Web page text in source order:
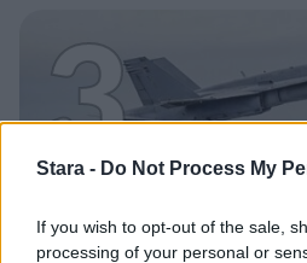
Stara - Do Not Process My
If you wish to opt-out of the sale,
processing of your personal or
3
UUTISET